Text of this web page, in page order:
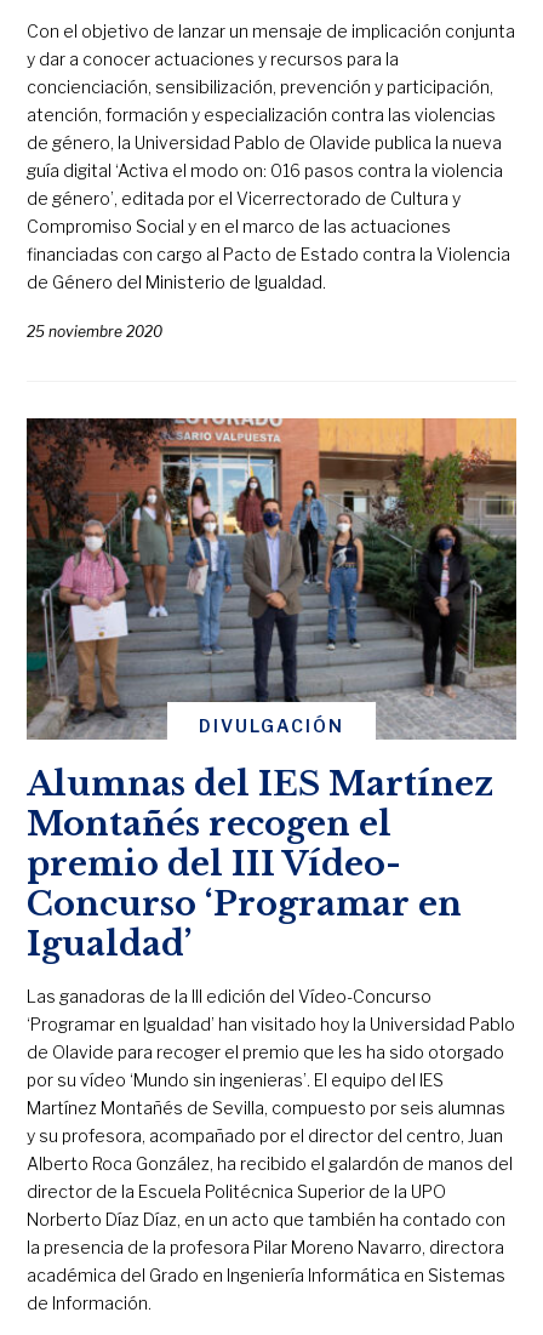
Con el objetivo de lanzar un mensaje de implicación conjunta
y dar a conocer actuaciones y recursos para la
concienciación, sensibilización, prevención y participación,
atención, formación y especialización contra las violencias
de género, la Universidad Pablo de Olavide publica la nueva
guía digital ‘Activa el modo on: 016 pasos contra la violencia
de género’, editada por el Vicerrectorado de Cultura y
Compromiso Social y en el marco de las actuaciones
financiadas con cargo al Pacto de Estado contra la Violencia
de Género del Ministerio de Igualdad.
25 noviembre 2020
DIVULGACIÓN
Alumnas del IES Martínez
Montañés recogen el
premio del III Vídeo-
Concurso ‘Programar en
Igualdad’
Las ganadoras de la III edición del Vídeo-Concurso
‘Programar en Igualdad’ han visitado hoy la Universidad Pablo
de Olavide para recoger el premio que les ha sido otorgado
por su vídeo ‘Mundo sin ingenieras’. El equipo del IES
Martínez Montañés de Sevilla, compuesto por seis alumnas
y su profesora, acompañado por el director del centro, Juan
Alberto Roca González, ha recibido el galardón de manos del
director de la Escuela Politécnica Superior de la UPO
Norberto Díaz Díaz, en un acto que también ha contado con
la presencia de la profesora Pilar Moreno Navarro, directora
académica del Grado en Ingeniería Informática en Sistemas
de Información.